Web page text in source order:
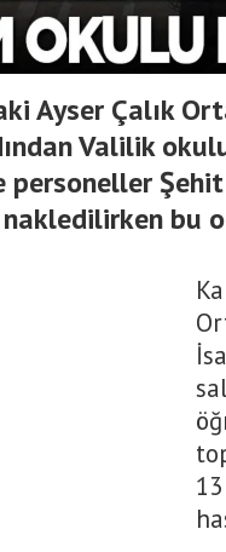
Ayser Çalık
Valilik
personeller
bu